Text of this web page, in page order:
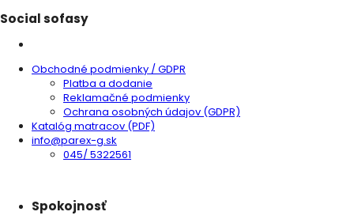
Social sofasy
Obchodné podmienky / GDPR
Platba a dodanie
Reklamačné podmienky
Ochrana osobných údajov (GDPR)
Katalóg matracov (PDF)
info@parex-g.sk
045/ 5322561
Spokojnosť